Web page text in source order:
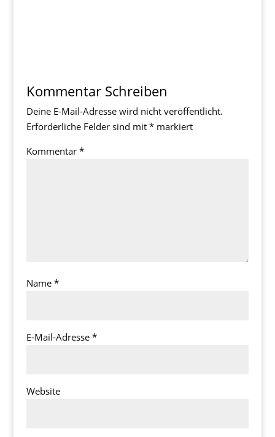
Kommentar Schreiben
Deine E-Mail-Adresse wird nicht veröffentlicht.
Erforderliche Felder sind mit *markiert
Kommentar *
Name *
E-Mail-Adresse *
Website